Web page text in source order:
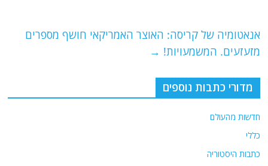
p
o
אנאטומיה של קריסה: האוצר האמריקאי חושף מספרים
מזעזעים. המשמעויות! →
מדורי כתבות נוספים
חדשות מהעולם
כללי
כתבות היסטוריה